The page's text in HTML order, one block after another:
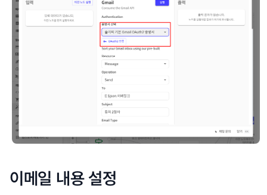
이메일 내용 설정